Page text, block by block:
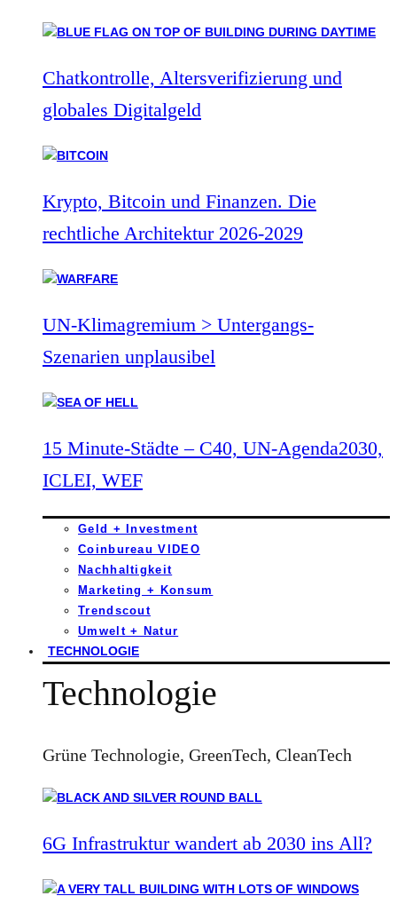
Chatkontrolle, Altersverifizierung und
globales Digitalgeld
Krypto, Bitcoin und Finanzen. Die
rechtliche Architektur 2026-2029
UN-Klimagremium > Untergangs-
Szenarien unplausibel
15 Minute-Städte – C40, UN-Agenda2030,
ICLEI, WEF
Geld + Investment
Coinbureau VIDEO
Nachhaltigkeit
Marketing + Konsum
Trendscout
Umwelt + Natur
TECHNOLOGIE
Technologie
Grüne Technologie, GreenTech, CleanTech
6G Infrastruktur wandert ab 2030 ins All?